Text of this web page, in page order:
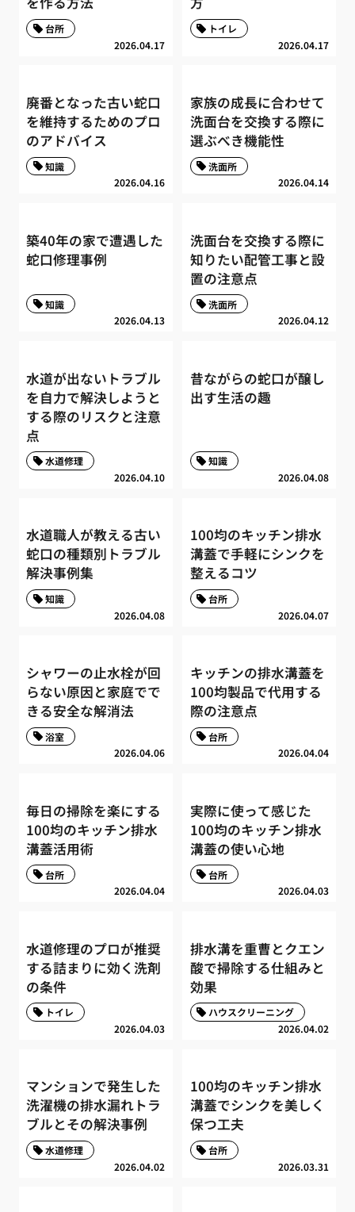
2026.04.17
台所
2026.04.17
トイレ
廃番となった古い蛇口
を維持するためのプロ
のアドバイス
2026.04.16
知識
家族の成長に合わせて
洗面台を交換する際に
選ぶべき機能性
2026.04.14
洗面所
築40年の家で遭遇した
蛇口修理事例
2026.04.13
知識
洗面台を交換する際に
知りたい配管工事と設
置の注意点
2026.04.12
洗面所
水道が出ないトラブル
を自力で解決しようと
する際のリスクと注意
点
2026.04.10
水道修理
昔ながらの蛇口が醸し
出す生活の趣
2026.04.08
知識
水道職人が教える古い
蛇口の種類別トラブル
解決事例集
2026.04.08
知識
100均のキッチン排水
溝蓋で手軽にシンクを
整えるコツ
2026.04.07
台所
シャワーの止水栓が回
らない原因と家庭でで
きる安全な解消法
2026.04.06
浴室
キッチンの排水溝蓋を
100均製品で代用する
際の注意点
2026.04.04
台所
毎日の掃除を楽にする
100均のキッチン排水
溝蓋活用術
2026.04.04
台所
実際に使って感じた
100均のキッチン排水
溝蓋の使い心地
2026.04.03
台所
水道修理のプロが推奨
する詰まりに効く洗剤
の条件
2026.04.03
トイレ
排水溝を重曹とクエン
酸で掃除する仕組みと
効果
2026.04.02
ハウスクリーニング
マンションで発生した
洗濯機の排水漏れトラ
ブルとその解決事例
2026.04.02
水道修理
100均のキッチン排水
溝蓋でシンクを美しく
保つ工夫
2026.03.31
台所